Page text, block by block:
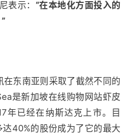
表示： “在本地化方面投入的
东南亚则采取了截然不同的
是新加坡在线购物网站虾皮
年已经在纳斯达克上市。目
40%的股份成为了它的最大